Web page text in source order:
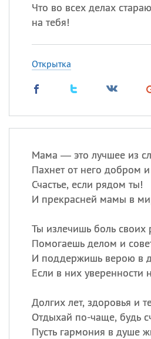
Что во всех делах
на тебя!
Открытка
Мама — это лучшее из
Пахнет от него добром
Счастье, если рядом ты!
И прекрасней мамы в
Ты излечишь боль своих
Помогаешь делом и
И поддержишь верою в
Если в них уверенности
Долгих лет, здоровья и
Отдыхай по-чаще, будь
Пусть гармония в душе